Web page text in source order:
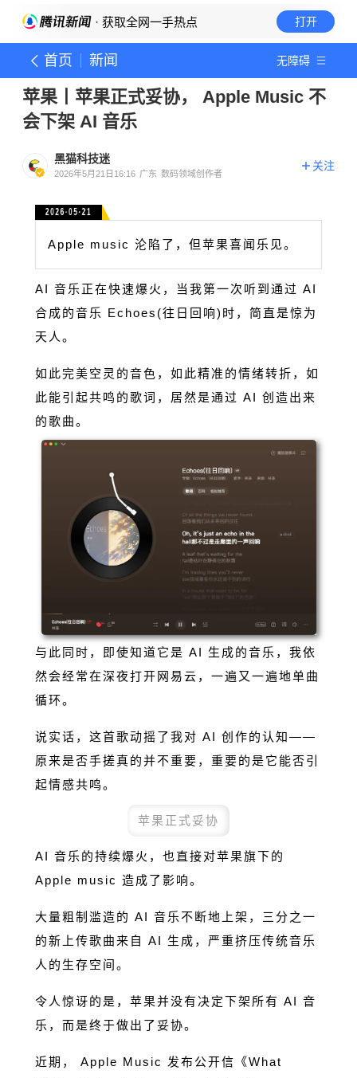
· 获取全网一手热点 打开
首页 新闻 无障碍
苹果丨苹果正式妥协， Apple Music 不
会下架 AI 音乐
黑猫科技迷
2026年5月21日16:16 广东 数码领域创作者
关注
2026·05·21
Apple music 沦陷了，但苹果喜闻乐见。
AI 音乐正在快速爆火，当我第一次听到通过 AI
合成的音乐 Echoes(往日回响)时，简直是惊为
天人。
如此完美空灵的音色，如此精准的情绪转折，如
此能引起共鸣的歌词，居然是通过 AI 创造出来
的歌曲。
与此同时，即使知道它是 AI 生成的音乐，我依
然会经常在深夜打开网易云，一遍又一遍地单曲
循环。
说实话，这首歌动摇了我对 AI 创作的认知——
原来是否手搓真的并不重要，重要的是它能否引
起情感共鸣。
苹果正式妥协
AI 音乐的持续爆火，也直接对苹果旗下的
Apple music 造成了影响。
大量粗制滥造的 AI 音乐不断地上架，三分之一
的新上传歌曲来自 AI 生成，严重挤压传统音乐
人的生存空间。
令人惊讶的是，苹果并没有决定下架所有 AI 音
乐，而是终于做出了妥协。
近期， Apple Music 发布公开信《What